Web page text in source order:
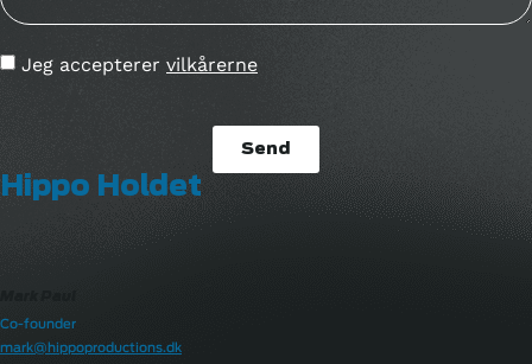
Jeg accepterer vilkårerne
Send
Hippo Holdet
Co-founder
mark@hippoproductions.dk